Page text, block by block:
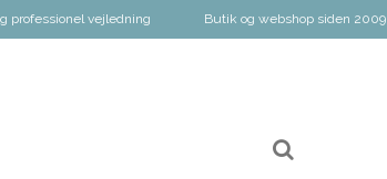
professionel vejledning Butik og webshop siden 2009